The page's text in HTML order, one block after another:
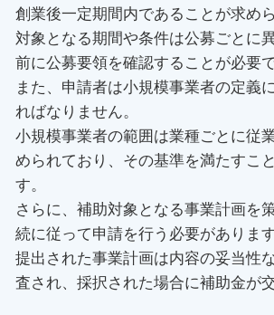
創業後一定期間内であることが求めら
対象となる期間や条件は公募ごとに
前に公募要領を確認することが必要で
また、申請者は小規模事業者の定義
ればなりません。
小規模事業者の範囲は業種ごとに従
められており、その基準を満たすこ
す。
さらに、補助対象となる事業計画を
続に従って申請を行う必要があります
提出された事業計画は内容の妥当性
査され、採択された場合に補助金が